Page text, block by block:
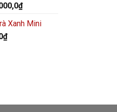
₫
Xanh Mini
₫